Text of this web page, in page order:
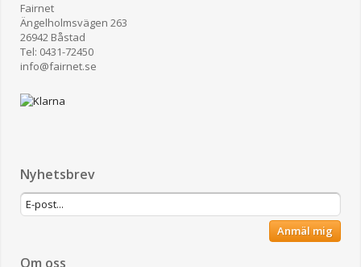
Fairnet
Ängelholmsvägen 263
26942 Båstad
Tel: 0431-72450
​info@fairnet.se
Nyhetsbrev
Anmäl mig
Om oss